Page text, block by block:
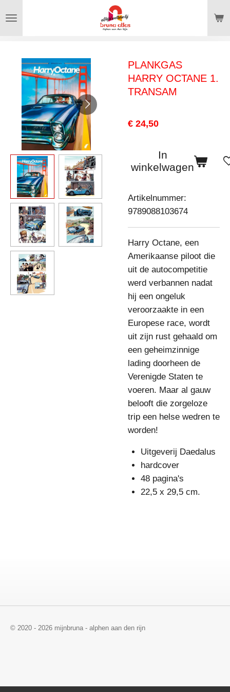
direct
hoofdinhoud
PLANKGAS
HARRY OCTANE 1.
TRANSAM
€ 24,50
In
winkelwagen
Artikelnummer:
9789088103674
Harry Octane, een
Amerikaanse piloot die
uit de autocompetitie
werd verbannen nadat
hij een ongeluk
veroorzaakte in een
Europese race, wordt
uit zijn rust gehaald om
een geheimzinnige
lading doorheen de
Verenigde Staten te
voeren. Maar al gauw
belooft die zorgeloze
trip een helse wedren te
worden!
Uitgeverij Daedalus
hardcover
48 pagina's
22,5 x 29,5 cm.
© 2020 - 2026 mijnbruna - alphen aan den rijn